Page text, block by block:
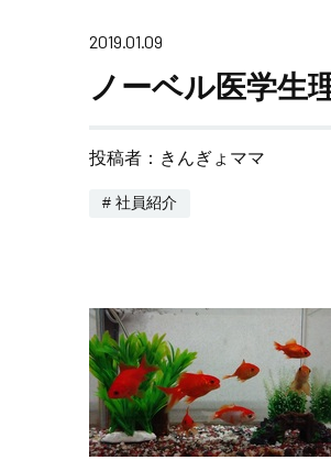
2019.01.09
ノーベル医学生
投稿者：きんぎょママ
# 社員紹介